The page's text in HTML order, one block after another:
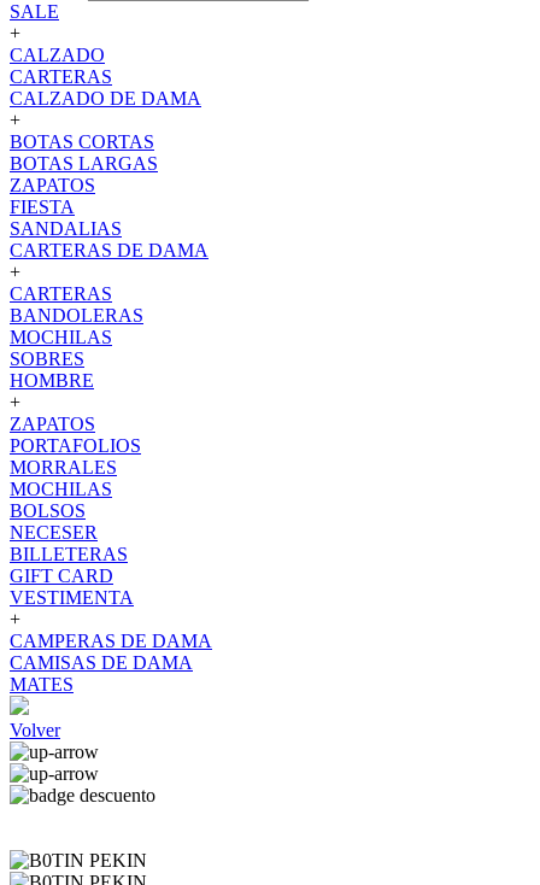
SALE
+
CALZADO
CARTERAS
CALZADO DE DAMA
+
BOTAS CORTAS
BOTAS LARGAS
ZAPATOS
FIESTA
SANDALIAS
CARTERAS DE DAMA
+
CARTERAS
BANDOLERAS
MOCHILAS
SOBRES
HOMBRE
+
ZAPATOS
PORTAFOLIOS
MORRALES
MOCHILAS
BOLSOS
NECESER
BILLETERAS
GIFT CARD
VESTIMENTA
+
CAMPERAS DE DAMA
CAMISAS DE DAMA
MATES
Volver